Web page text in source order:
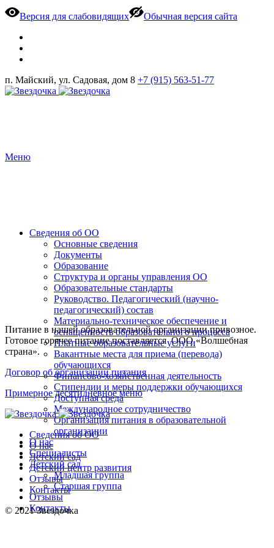
Версия для слабовидящих Обычная версия сайта
п. Майский, ул. Садовая, дом 8 +7 (915) 563-51-77
Меню
Сведения об ОО
Основные сведения
Документы
Образование
Структура и органы управления ОО
Образовательные стандарты
Руководство. Педагогический (научно-
педагогический) состав
Материально-техническое обеспечение и
оснащенность образовательного процесса
Платные образовательные услуги
Вакантные места для приема (перевода)
обучающихся
Финансово-хозяйственная деятельность
Стипендии и меры поддержки обучающихся
Доступная среда
Международное сотрудничество
Организация питания в образовательной
организации
О нас
Специалисты
Детский сад
Младшая группа
Старшая группа
Отзывы
Контакты
Питание в нашей образовательной организации привозное.
Готовое горячее питание поставляется ООО «Волшебная
страна».
Договор об организации питания
Примерное десятидневное меню
Сведения об ОО
О нас
Детский сад
Детский центр развития
Отзывы
Контакты
© 2021 Звездочка